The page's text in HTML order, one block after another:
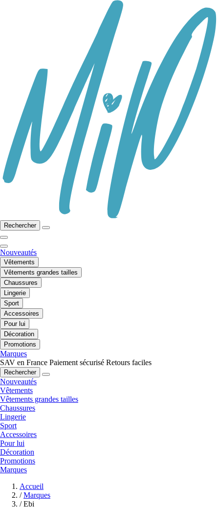
Rechercher
Nouveautés
Vêtements
Vêtements grandes tailles
Chaussures
Lingerie
Sport
Accessoires
Pour lui
Décoration
Promotions
Marques
SAV en France Paiement sécurisé Retours faciles
Rechercher
Nouveautés
Vêtements
Vêtements grandes tailles
Chaussures
Lingerie
Sport
Accessoires
Pour lui
Décoration
Promotions
Marques
Accueil
/ Marques
/ Ebi